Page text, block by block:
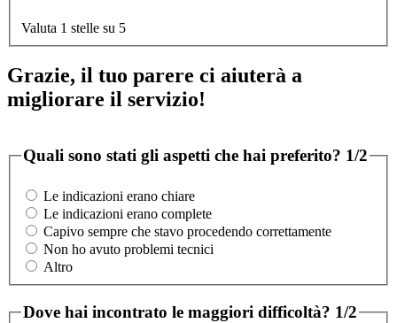
Valuta 1 stelle su 5
Grazie, il tuo parere ci aiuterà a
migliorare il servizio!
Quali sono stati gli aspetti che hai preferito? 1/2
Le indicazioni erano chiare
Le indicazioni erano complete
Capivo sempre che stavo procedendo correttamente
Non ho avuto problemi tecnici
Altro
Dove hai incontrato le maggiori difficoltà? 1/2